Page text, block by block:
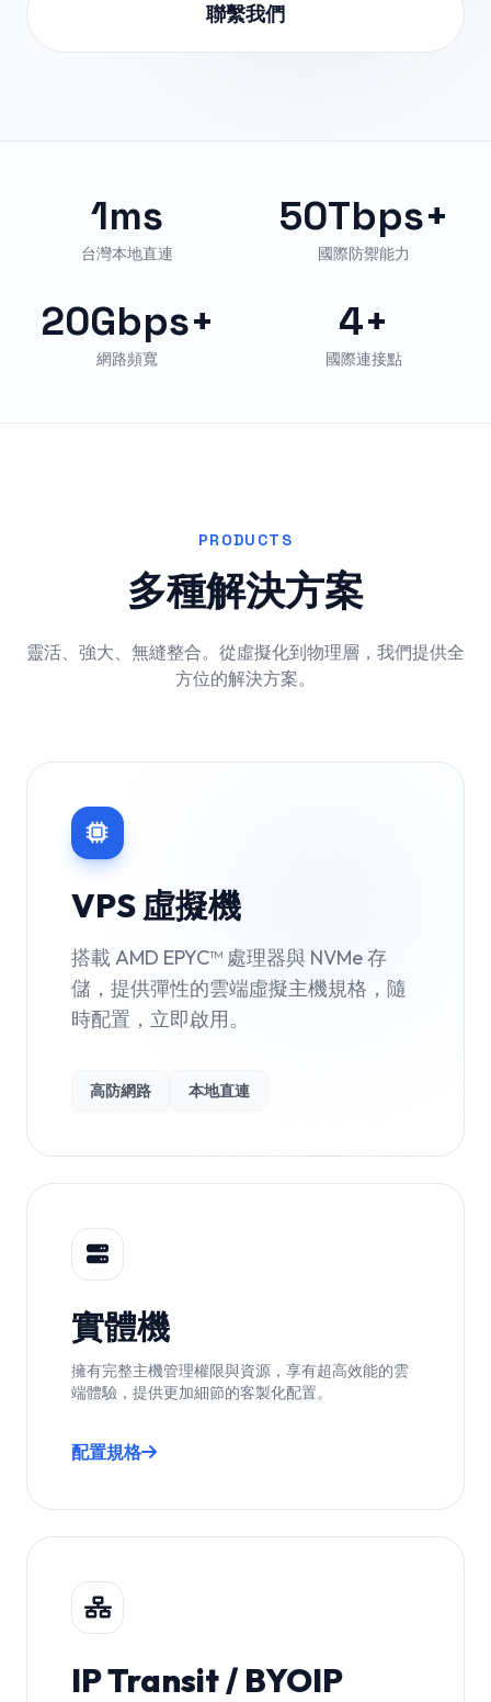
聯繫我們
1ms
台灣本地直連
50Tbps+
國際防禦能力
20Gbps+
網路頻寬
4+
國際連接點
PRODUCTS
多種解決方案
靈活、強大、無縫整合。從虛擬化到物理層，我們提供全
方位的解決方案。
VPS 虛擬機
搭載 AMD EPYC™ 處理器與 NVMe 存
儲，提供彈性的雲端虛擬主機規格，隨
時配置，立即啟用。
高防網路 本地直連
實體機
擁有完整主機管理權限與資源，享有超高效能的雲
端體驗，提供更加細節的客製化配置。
配置規格
IP Transit / BYOIP